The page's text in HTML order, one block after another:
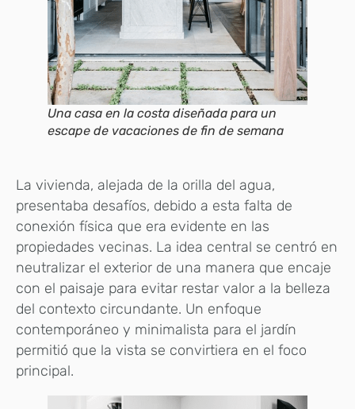
Una casa en la costa diseñada para un
escape de vacaciones de fin de semana
La vivienda, alejada de la orilla del agua,
presentaba desafíos, debido a esta falta de
conexión física que era evidente en las
propiedades vecinas. La idea central se centró en
neutralizar el exterior de una manera que encaje
con el paisaje para evitar restar valor a la belleza
del contexto circundante. Un enfoque
contemporáneo y minimalista para el jardín
permitió que la vista se convirtiera en el foco
principal.